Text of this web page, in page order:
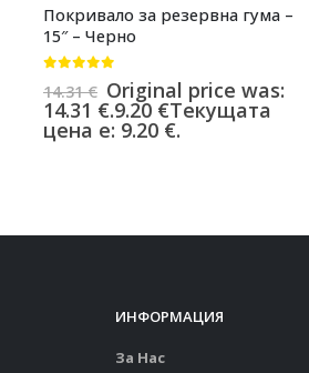
Покривало за резервна гума –
15″ – Черно
14.31€ Original price was:
14.31 €.9.20 €Текущата
цена е: 9.20 €.
ИНФОРМАЦИЯ
За Нас